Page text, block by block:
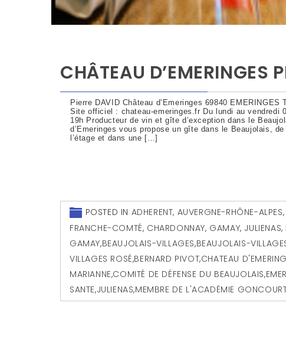
CHÂTEAU D’EMERINGES
Pierre DAVID Château d’Emeringes 69840 EMERINGES
Site officiel : chateau-emeringes.fr Du lundi au vendredi
19h Producteur de vin et gîte d’exception dans le
d’Emeringes vous propose un gîte dans le Beaujolais,
l’étage et dans une […]
POSTED IN ADHERENT, AUVERGNE-RHÔNE-ALPES,
FRANCHE-COMTÉ, CHARDONNAY, GAMAY, JULIENAS,
GAMAY,BEAUJOLAIS-VILLAGES,BEAUJOLAIS-
VILLAGES ROSÉ,BERNARD PIVOT,CHATEAU
MARIANNE,COMITÉ DE DÉFENSE DU BEAUJOLAIS,
SANTE,JULIENAS,MEMBRE DE L'ACADÉMIE